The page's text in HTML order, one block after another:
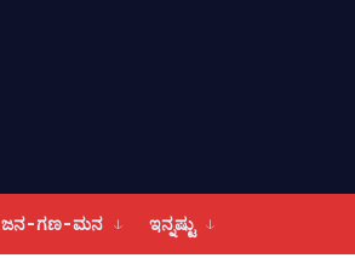
ಜನ-ಗಣ-ಮನ ಇನ್ನಷ್ಟು